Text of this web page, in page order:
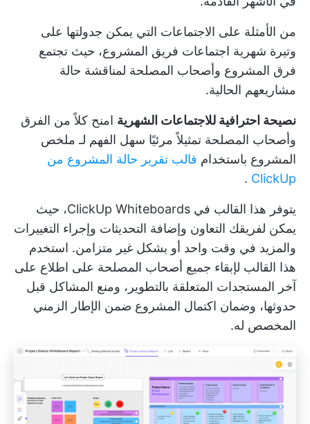
من الأمثلة على الاجتماعات التي يمكن جدولتها على
وتيرة شهرية اجتماعات فريق المشروع، حيث تجتمع
فرق المشروع وأصحاب المصلحة لمناقشة حالة
مشاريعهم الحالية.
نصيحة احترافية للاجتماعات الشهرية امنح كلاً من الفرق
وأصحاب المصلحة تمثيلاً مرئيًا سهل الفهم لـ ملخص
المشروع باستخدام قالب تقرير حالة المشروع من
ClickUp
.
يتوفر هذا القالب في ClickUp Whiteboards، حيث
يمكن لفريقك التعاون وإضافة التحديثات وإجراء التغييرات
والمزيد في وقت واحد أو بشكل غير متزامن. استخدم
هذا القالب لإبقاء جميع أصحاب المصلحة على اطلاع على
آخر المستجدات المتعلقة بالتطوير، ومنع المشاكل قبل
حدوثها، وضمان اكتمال المشروع ضمن الإطار الزمني
المخصص له.